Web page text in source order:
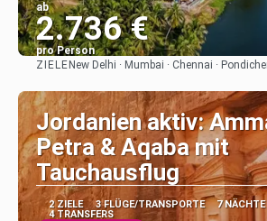
ab
2.736 €
pro Person
ZIELE New Delhi · Mumbai · Chennai ·
Jordanien aktiv:
Petra & Aqaba mit
Tauchausflug
2 ZIELE 3 FLÜGE/TRANSPORTE 7 NÄCHTE
4 TRANSFERS